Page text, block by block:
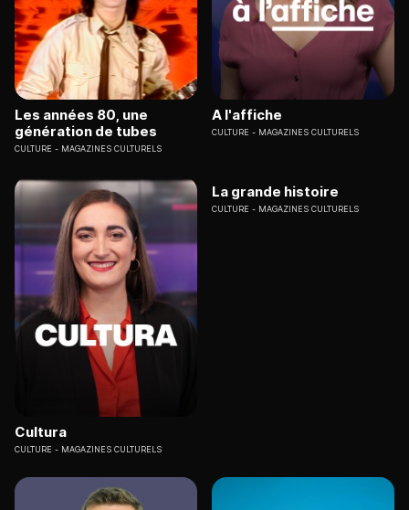
Les années 80, une
génération de tubes
CULTURE MAGAZINES CULTURELS
A l'affiche
CULTURE MAGAZINES CULTURELS
Cultura
CULTURE MAGAZINES CULTURELS
La grande histoire
CULTURE MAGAZINES CULTURELS